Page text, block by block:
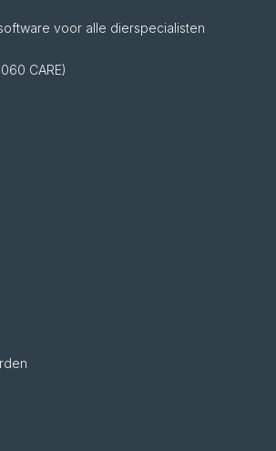
voor alle dierspecialisten
CARE)